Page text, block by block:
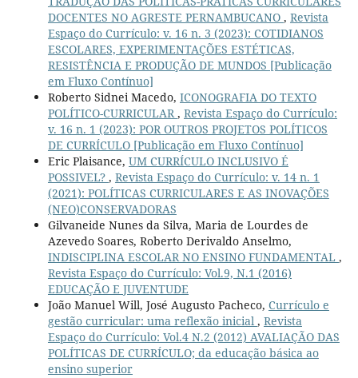
DOCENTES NO AGRESTE PERNAMBUCANO , Revista
Espaço do Currículo: v. 16 n. 3 (2023): COTIDIANOS
ESCOLARES, EXPERIMENTAÇÕES ESTÉTICAS,
RESISTÊNCIA E PRODUÇÃO DE MUNDOS [Publicação
em Fluxo Contínuo]
Roberto Sidnei Macedo, ICONOGRAFIA DO TEXTO
POLÍTICO-CURRICULAR, Revista Espaço do Currículo:
v. 16 n. 1 (2023): POR OUTROS PROJETOS POLÍTICOS
DE CURRÍCULO [Publicação em Fluxo Contínuo]
Eric Plaisance, UM CURRÍCULO INCLUSIVO É
POSSIVEL? , Revista Espaço do Currículo: v. 14 n. 1
(2021): POLÍTICAS CURRICULARES E AS INOVAÇÕES
(NEO)CONSERVADORAS
Gilvaneide Nunes da Silva, Maria de Lourdes de
Azevedo Soares, Roberto Derivaldo Anselmo,
INDISCIPLINA ESCOLAR NO ENSINO FUNDAMENTAL ,
Revista Espaço do Currículo: Vol.9, N.1 (2016)
EDUCAÇÃO E JUVENTUDE
João Manuel Will, José Augusto Pacheco, Currículo e
gestão curricular: uma reflexão inicial , Revista
Espaço do Currículo: Vol.4 N.2 (2012) AVALIAÇÃO DAS
POLÍTICAS DE CURRÍCULO; da educação básica ao
ensino superior